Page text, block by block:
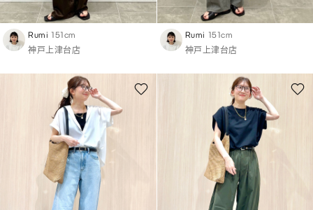
Rumi 151cm
神戸上津台店
Rumi 151cm
神戸上津台店